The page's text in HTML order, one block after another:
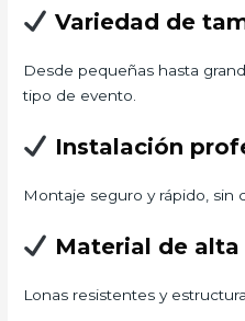
Variedad de
Desde pequeñas hasta
tipo de evento.
Instalación
Montaje seguro y rápido, sin
Material de
Lonas resistentes y